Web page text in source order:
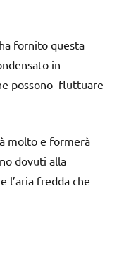
fornito questa
in
possono fluttuare
molto e formerà
dovuti alla
l’aria fredda che